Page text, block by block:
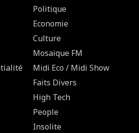
Politique
Economie
Culture
Mosaique FM
Midi Eco / Midi Show
Faits Divers
High Tech
People
Insolite